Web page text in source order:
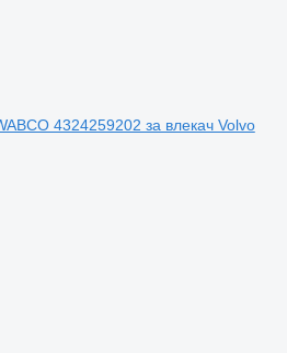
4324259202 за влекач Volvo